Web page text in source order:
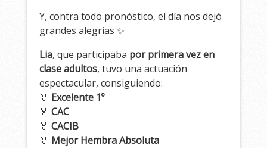
Y, contra todo pronóstico, el día nos dejó
grandes alegrías ✨
Lia, que participaba por primera vez en
clase adultos, tuvo una actuación
espectacular, consiguiendo:
🏅 Excelente 1º
🏅CAC
🏅CACIB
🏅 Mejor Hembra Absoluta